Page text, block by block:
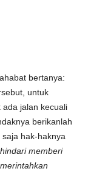
bertanya:
untuk
ada jalan kecuali
berikanlah
hak-haknya
memberi